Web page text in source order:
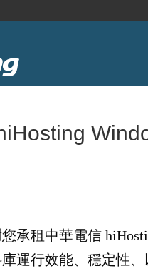
承租中華電信
運行效能、穩定性